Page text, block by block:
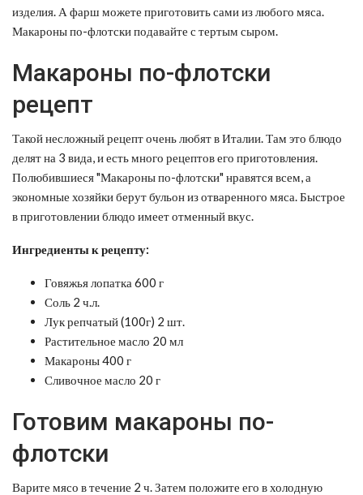
изделия. А фарш можете приготовить сами из любого мяса.
Макароны по-флотски подавайте с тертым сыром.
Макароны по-флотски
рецепт
Такой несложный рецепт очень любят в Италии. Там это блюдо
делят на 3 вида, и есть много рецептов его приготовления.
Полюбившиеся "Макароны по-флотски" нравятся всем, а
экономные хозяйки берут бульон из отваренного мяса. Быстрое
в приготовлении блюдо имеет отменный вкус.
Ингредиенты к рецепту:
Говяжья лопатка 600 г
Соль 2 ч.л.
Лук репчатый (100г) 2 шт.
Растительное масло 20 мл
Макароны 400 г
Сливочное масло 20 г
Готовим макароны по-
флотски
Варите мясо в течение 2 ч. Затем положите его в холодную